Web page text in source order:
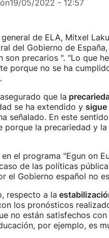
19/05/2022 - 12:57
de ELA, Mitxel
del Gobierno de
son precarios ". "Lo que
porque no se ha
que la
se ha extendido y
señalado. En este
porque la precariedad y
el programa "Egun on
de las políticas
el Gobierno español no
respecto a la
los pronósticos
no están satisfechos
por ejemplo, es